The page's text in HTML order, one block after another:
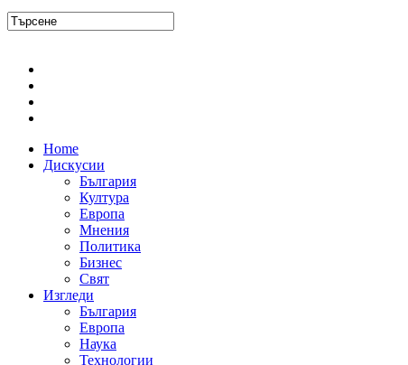
Home
Дискусии
България
Култура
Европа
Мнения
Политика
Бизнес
Свят
Изгледи
България
Европа
Наука
Технологии